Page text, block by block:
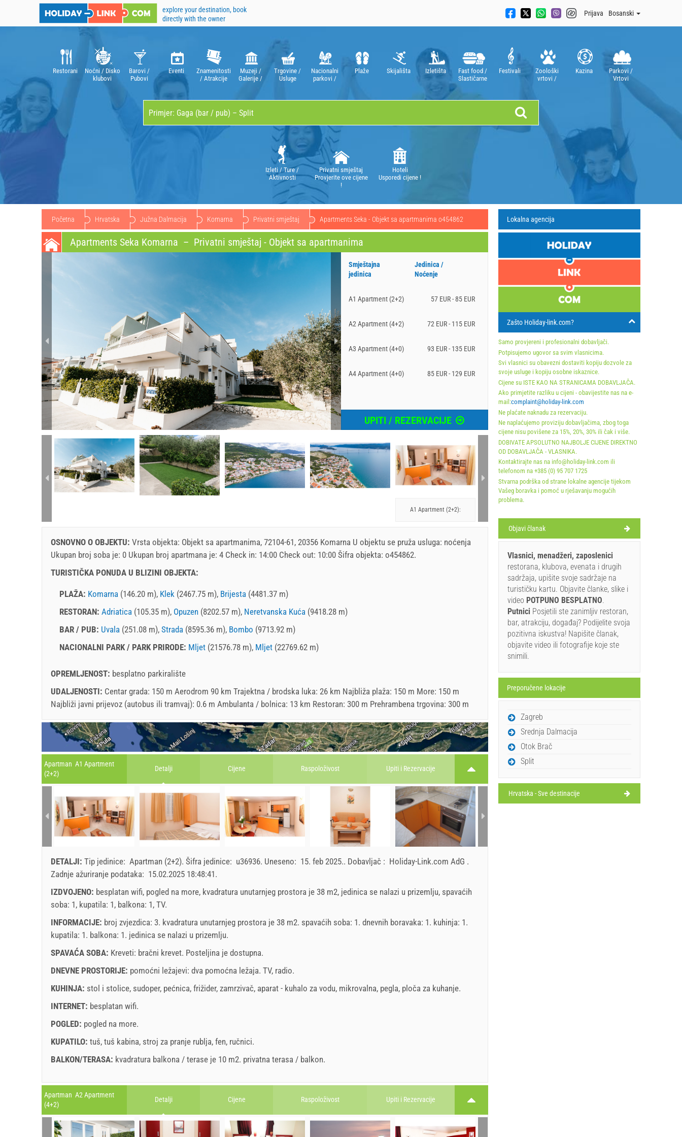
explore your destination, book
directly with the owner
Prijava Bosanski
Restorani
Noćni / Disko
klubovi
Barovi /
Pubovi
Eventi
Znamenitosti
/ Atrakcije
Muzeji /
Galerije /
Trgovine /
Usluge
Nacionalni
parkovi /
Plaže Skijališta Izletišta
Fast food /
Slastičarne
Festivali
Zoološki
vrtovi /
Kazina
Parkovi /
Vrtovi
Izleti / Ture /
Aktivnosti
Privatni smještaj
Provjerite ove cijene
!
Hoteli
Usporedi cijene !
Početna Hrvatska Južna Dalmacija Komarna Privatni smještaj Apartments Seka - Objekt sa apartmanima o454862
Apartments Seka Komarna – Privatni smještaj - Objekt sa apartmanima
Smještajna
jedinica
Jedinica /
Noćenje
A1 Apartment (2+2) 57 EUR - 85 EUR
A2 Apartment (4+2) 72 EUR - 115 EUR
A3 Apartment (4+0) 93 EUR - 135 EUR
A4 Apartment (4+0) 85 EUR - 129 EUR
UPITI / REZERVACIJE
A1 Apartment (2+2):
A1 Apartment (2+2): A1 Apartment (2+2):
OSNOVNO O OBJEKTU: Vrsta objekta: Objekt sa apartmanima, 72104-61, 20356 Komarna U objektu se pruža usluga: noćenja
Ukupan broj soba je: 0 Ukupan broj apartmana je: 4 Check in: 14:00 Check out: 10:00 Šifra objekta: o454862.
TURISTIČKA PONUDA U BLIZINI OBJEKTA:
PLAŽA: Komarna (146.20 m), Klek (2467.75 m), Brijesta (4481.37 m)
RESTORAN: Adriatica (105.35 m), Opuzen (8202.57 m), Neretvanska Kuća (9418.28 m)
BAR / PUB: Uvala (251.08 m), Strada (8595.36 m), Bombo (9713.92 m)
NACIONALNI PARK / PARK PRIRODE: Mljet (21576.78 m), Mljet (22769.62 m)
OPREMLJENOST: besplatno parkiralište
UDALJENOSTI: Centar grada: 150 m Aerodrom 90 km Trajektna / brodska luka: 26 km Najbliža plaža: 150 m More: 150 m
Najbliži javni prijevoz (autobus ili tramvaj): 0.6 m Ambulanta / bolnica: 13 km Restoran: 300 m Prehrambena trgovina: 300 m
Apartman A1 Apartment
(2+2)
Detalji Cijene Raspoloživost Upiti i Rezervacije
DETALJI: Tip jedinice: Apartman (2+2). Šifra jedinice: u36936. Uneseno: 15. feb 2025.. Dobavljač : Holiday-Link.com AdG .
Zadnje ažuriranje podataka: 15.02.2025 18:48:41.
IZDVOJENO: besplatan wifi, pogled na more, kvadratura unutarnjeg prostora je 38 m2, jedinica se nalazi u prizemlju, spavaćih
soba: 1, kupatila: 1, balkona: 1, TV.
INFORMACIJE: broj zvjezdica: 3. kvadratura unutarnjeg prostora je 38 m2. spavaćih soba: 1. dnevnih boravaka: 1. kuhinja: 1.
kupatila: 1. balkona: 1. jedinica se nalazi u prizemlju.
SPAVAĆA SOBA: Kreveti: bračni krevet. Posteljina je dostupna.
DNEVNE PROSTORIJE: pomoćni ležajevi: dva pomoćna ležaja. TV, radio.
KUHINJA: stol i stolice, sudoper, pećnica, frižider, zamrzivač, aparat - kuhalo za vodu, mikrovalna, pegla, ploča za kuhanje.
INTERNET: besplatan wifi.
POGLED: pogled na more.
KUPATILO: tuš, tuš kabina, stroj za pranje rublja, fen, ručnici.
BALKON/TERASA: kvadratura balkona / terase je 10 m2. privatna terasa / balkon.
A1 Apartment (2+2) : Prices 2026 EUR
Br. osoba
1. jul 2026.
31. aug 2026.
1. sep 2026.
1. okt 2026.
29. dec 2026.
Legenda: termini s red
august 2026 september october 2026
Polja označena s zvijedicom (*) su obavezna!
Apartman A2 Apartment
(4+2)
Detalji Cijene Raspoloživost Upiti i Rezervacije
Lokalna agencija
Zašto Holiday-link.com?
Samo provjereni i profesionalni dobavljači.
Potpisujemo ugovor sa svim vlasnicima.
Svi vlasnici su obavezni dostaviti kopiju dozvole za
svoje usluge i kopiju osobne iskaznice.
Cijene su ISTE KAO NA STRANICAMA DOBAVLJAČA.
Ako primjetite razliku u cijeni - obavijestite nas na e-
mail:complaint@holiday-link.com
Ne plaćate naknadu za rezervaciju.
Ne naplaćujemo proviziju dobavljačima, zbog toga
cijene nisu povišene za 15%, 20%, 30% ili čak i više.
DOBIVATE APSOLUTNO NAJBOLJE CIJENE DIREKTNO
OD DOBAVLJAČA - VLASNIKA.
Kontaktirajte nas na info@holiday-link.com ili
telefonom na +385 (0) 95 707 1725
Stvarna podrška od strane lokalne agencije tijekom
Vašeg boravka i pomoć u rješavanju mogućih
problema.
Objavi članak
Vlasnici, menadžeri, zaposlenici
restorana, klubova, evenata i drugih
sadržaja, upišite svoje sadržaje na
turističku kartu. Objavite članke, slike i
video POTPUNO BESPLATNO.
Putnici Posjetili ste zanimljiv restoran,
bar, atrakciju, događaj? Podijelite svoja
pozitivna iskustva! Napišite članak,
objavite video ili fotografije koje ste
snimili.
Preporučene lokacije
Zagreb
Srednja Dalmacija
Otok Brač
Split
Hrvatska - Sve destinacije